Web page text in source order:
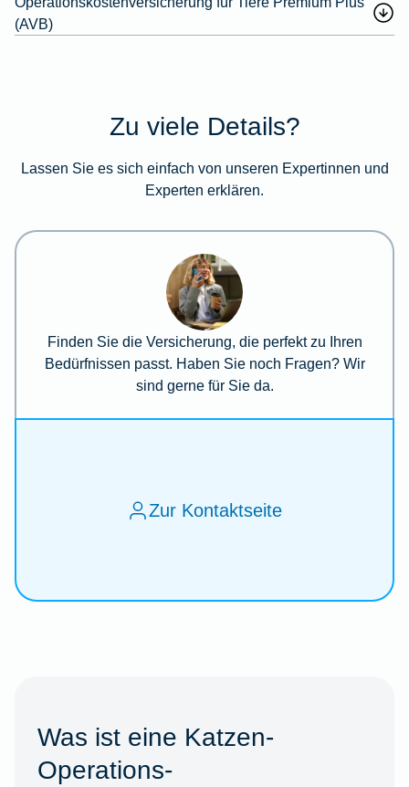
(AVB)
Zu viele Details?
Lassen Sie es sich einfach von unseren Expertinnen und
Experten erklären.
Finden Sie die Versicherung, die perfekt zu Ihren
Bedürfnissen passt. Haben Sie noch Fragen? Wir
sind gerne für Sie da.
Zur Kontaktseite
Was ist eine Katzen-
Operations-